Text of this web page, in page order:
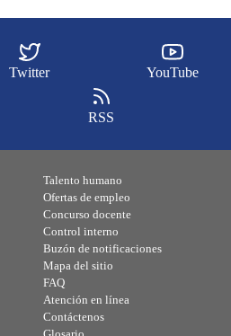
Twitter YouTube
RSS
Talento humano
Ofertas de empleo
Concurso docente
Control interno
Buzón de notificaciones
Mapa del sitio
FAQ
Atención en línea
Contáctenos